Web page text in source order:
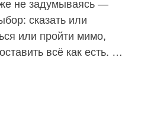
не задумываясь —
сказать или
или пройти мимо,
всё как есть. …